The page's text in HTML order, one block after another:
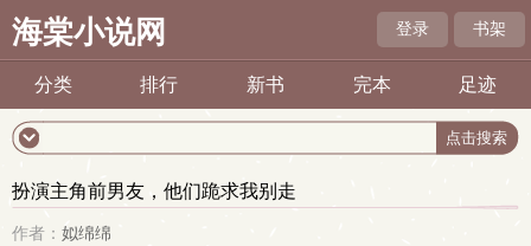
海棠小说网 登录 书架
分类 排行 新书 完本 足迹
扮演主角前男友，他们跪求我别走
作者： 姒绵绵